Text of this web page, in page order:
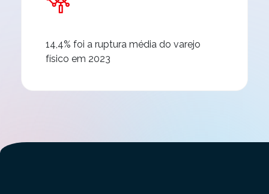
14,4% foi a ruptura média do varejo
físico em 2023